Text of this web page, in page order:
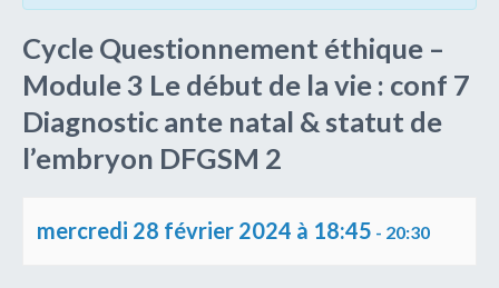
Cycle Questionnement éthique –
Module 3 Le début de la vie : conf 7
Diagnostic ante natal & statut de
l’embryon DFGSM 2
mercredi 28 février 2024 à 18:45 - 20:30